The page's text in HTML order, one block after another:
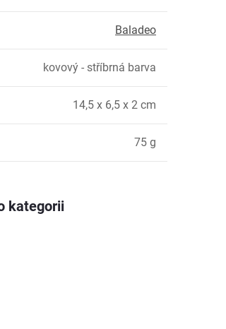
Baladeo
kovový - stříbrná barva
14,5 x 6,5 x 2 cm
75 g
kategorii